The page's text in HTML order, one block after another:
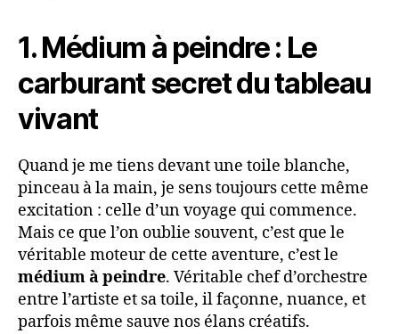
1. Médium à peindre : Le
carburant secret du tableau
vivant
Quand je me tiens devant une toile blanche,
pinceau à la main, je sens toujours cette même
excitation : celle d’un voyage qui commence.
Mais ce que l’on oublie souvent, c’est que le
véritable moteur de cette aventure, c’est le
médium à peindre. Véritable chef d’orchestre
entre l’artiste et sa toile, il façonne, nuance, et
parfois même sauve nos élans créatifs.